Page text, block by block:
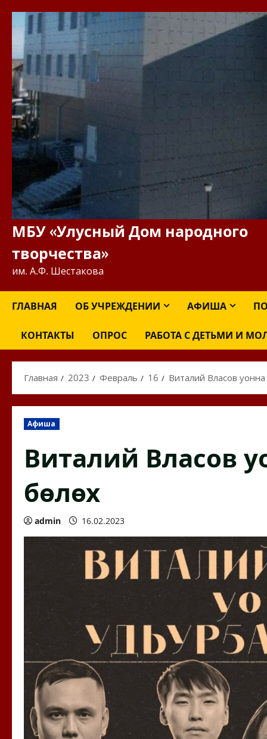
содержимому
МБУ «Улусный Дом народного
творчества»
им. А.Ф. Шестакова
ГЛАВНАЯ ОБ УЧРЕЖДЕНИИ АФИША
КОНТАКТЫ ОПРОС РАБОТА С ДЕТЬМИ И
Главная 2023 Февраль 16 Виталий Власов уонна
Афиша
Виталий Власов
бөлөх
admin 16.02.2023